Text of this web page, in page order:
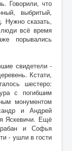
Говорили, что
выбритый,
Нужно сказать,
всё время
порывались
свидетели -
Кстати,
шестеро:
с погибшим
монументом
и Андрей
Яскевичи. Ещё
и Софья
- ушли в гости